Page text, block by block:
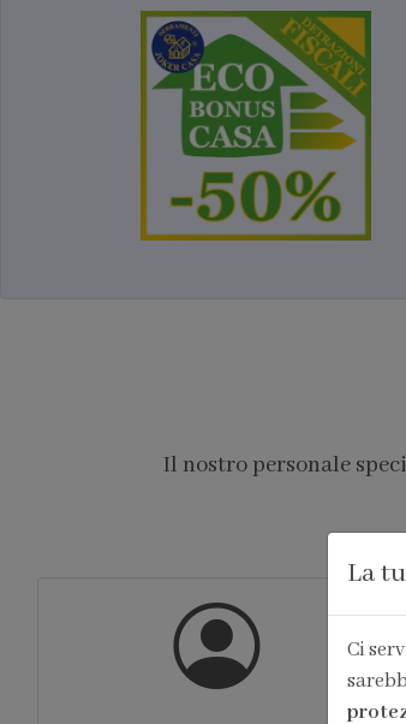
Il nostro personale
La
Ci